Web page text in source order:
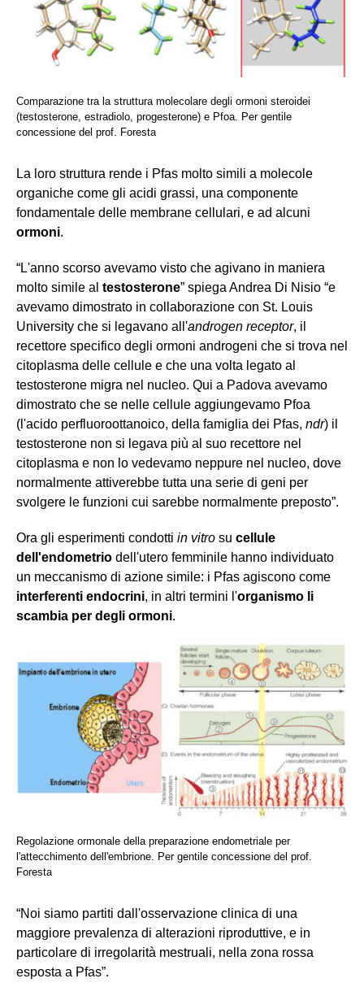
Comparazione tra la struttura molecolare degli ormoni steroidei
(testosterone, estradiolo, progesterone) e Pfoa. Per gentile
concessione del prof. Foresta
La loro struttura rende i Pfas molto simili a molecole
organiche come gli acidi grassi, una componente
fondamentale delle membrane cellulari, e ad alcuni
ormoni.
“L'anno scorso avevamo visto che agivano in maniera
molto simile al testosterone” spiega Andrea Di Nisio “e
avevamo dimostrato in collaborazione con St. Louis
University che si legavano all'androgen receptor, il
recettore specifico degli ormoni androgeni che si trova nel
citoplasma delle cellule e che una volta legato al
testosterone migra nel nucleo. Qui a Padova avevamo
dimostrato che se nelle cellule aggiungevamo Pfoa
(l'acido perfluoroottanoico, della famiglia dei Pfas, ndr) il
testosterone non si legava più al suo recettore nel
citoplasma e non lo vedevamo neppure nel nucleo, dove
normalmente attiverebbe tutta una serie di geni per
svolgere le funzioni cui sarebbe normalmente preposto”.
Ora gli esperimenti condotti in vitro su cellule
dell'endometrio dell'utero femminile hanno individuato
un meccanismo di azione simile: i Pfas agiscono come
interferenti endocrini, in altri termini 'organismo li
scambia per degli ormoni.
Regolazione ormonale della preparazione endometriale per
l'attecchimento dell'embrione. Per gentile concessione del prof.
Foresta
“Noi siamo partiti dall'osservazione clinica di una
maggiore prevalenza di alterazioni riproduttive, e in
particolare di irregolarità mestruali, nella zona rossa
esposta a Pfas”.